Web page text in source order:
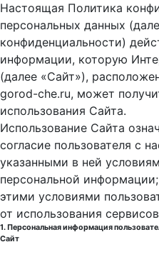
Настоящая Политика
персональных данных
конфиденциальности)
информации, которую
(далее «Сайт»),
gorod-che.ru, может
использования Cайта.
Использование Сайта
согласие пользователя с
указанными в ней
персональной
этими условиями
от использования
1. Персональная информация
Сайт